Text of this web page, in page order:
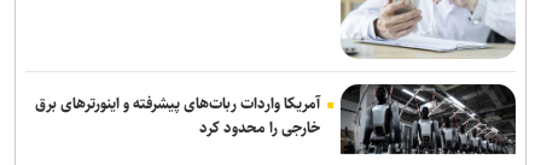
از کشورهای مختلف خدمت‌رسانی کرد
آمریکا واردات ربات‌های پیشرفته و اینورترهای برق
خارجی را محدود کرد